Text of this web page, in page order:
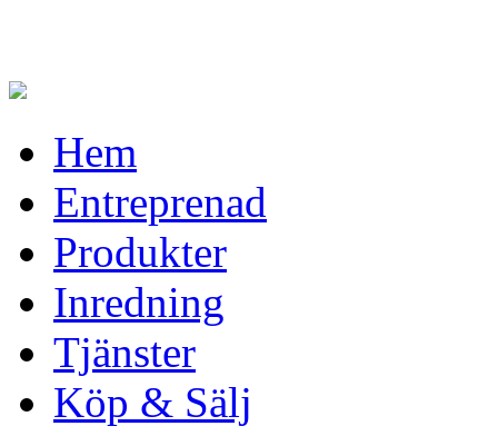
Hem
Entreprenad
Produkter
Inredning
Tjänster
Köp & Sälj